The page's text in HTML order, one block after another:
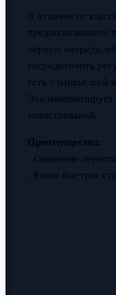
В отличие от
предполагающего
первую очередь,
сосредоточить
есть с наивысшей
Это
заимствований.
Преимущества:
- Снижение
- Более быстрая